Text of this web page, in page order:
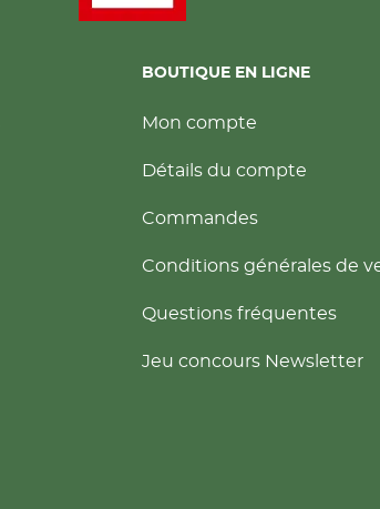
BOUTIQUE EN LIGNE
Mon compte
Détails du compte
Commandes
Conditions générales de
Questions fréquentes
Jeu concours Newsletter